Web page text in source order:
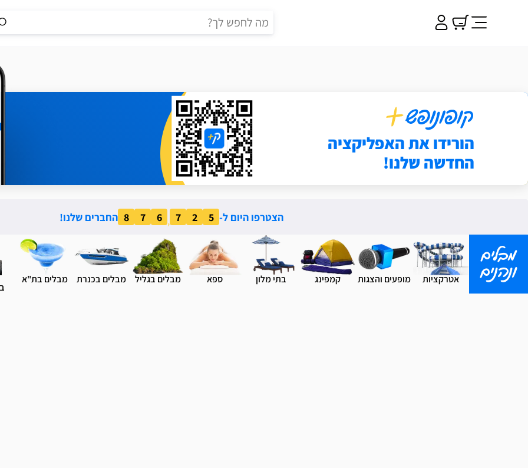
הורידו את האפליקציה
החדשה שלנו!
הצטרפו היום ל- 8 7 6 , 7 2 5 החברים שלנו!
מבלים
ונהנים
אטרקציות מופעים והצגות קמפינג בתי מלון ספא מבלים בגליל מבלים בכנרת מבלים בת"א